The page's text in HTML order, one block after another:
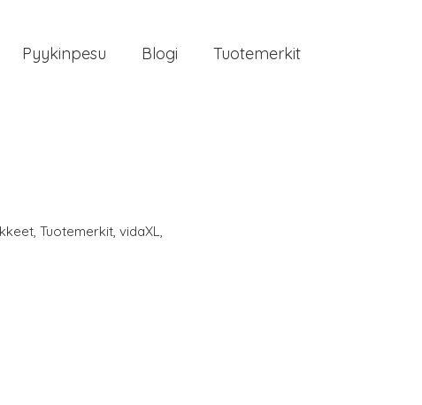
Pyykinpesu Blogi Tuotemerkit
, Tuotemerkit, vidaXL,